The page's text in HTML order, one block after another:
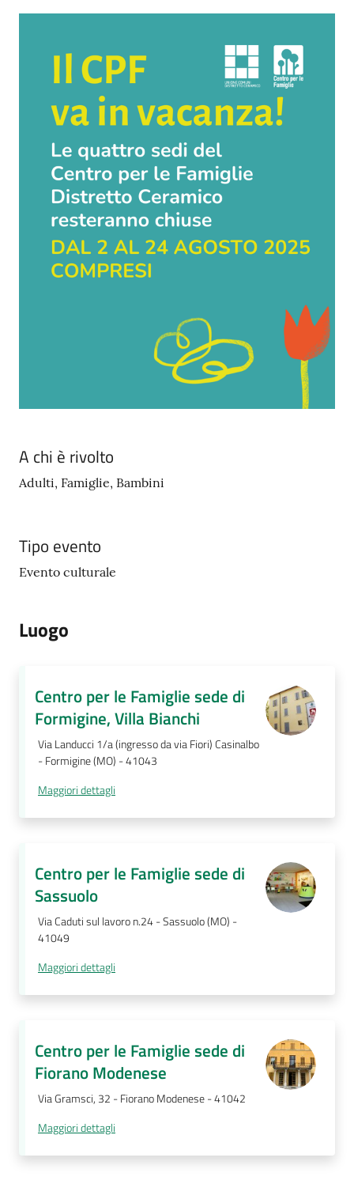
A chi è rivolto
Adulti, Famiglie, Bambini
Tipo evento
Evento culturale
Luogo
Centro per le Famiglie sede di
Formigine, Villa Bianchi
Via Landucci 1/a (ingresso da via Fiori) Casinalbo
- Formigine (MO) - 41043
Maggiori dettagli
Centro per le Famiglie sede di
Sassuolo
Via Caduti sul lavoro n.24 - Sassuolo (MO) -
41049
Maggiori dettagli
Centro per le Famiglie sede di
Fiorano Modenese
Via Gramsci, 32 - Fiorano Modenese - 41042
Maggiori dettagli